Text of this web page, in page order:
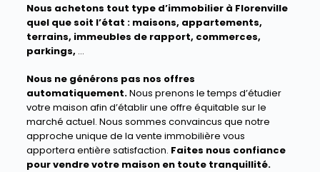
Nous achetons tout type d’immobilier à Florenville
quel que soit l’état : maisons, appartements,
terrains, immeubles de rapport, commerces,
parkings, …
Nous ne générons pas nos offres
automatiquement.Nous prenons le temps d’étudier
votre maison afin d’établir une offre équitable sur le
marché actuel. Nous sommes convaincus que notre
approche unique de la vente immobilière vous
apportera entière satisfaction. Faites nous confiance
pour vendre votre maison en toute tranquillité.